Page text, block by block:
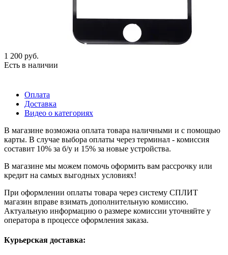
1 200 руб.
Есть в наличии
Оплата
Доставка
Видео о категориях
В магазине возможна оплата товара наличными и с помощью
карты. В случае выбора оплаты через терминал - комиссия
составит 10% за б/у и 15% за новые устройства.
В магазине мы можем помочь оформить вам рассрочку или
кредит на самых выгодных условиях!
При оформлении оплаты товара через систему СПЛИТ
магазин вправе взимать дополнительную комиссию.
Актуальную информацию о размере комиссии уточняйте у
оператора в процессе оформления заказа.
Курьерская доставка: